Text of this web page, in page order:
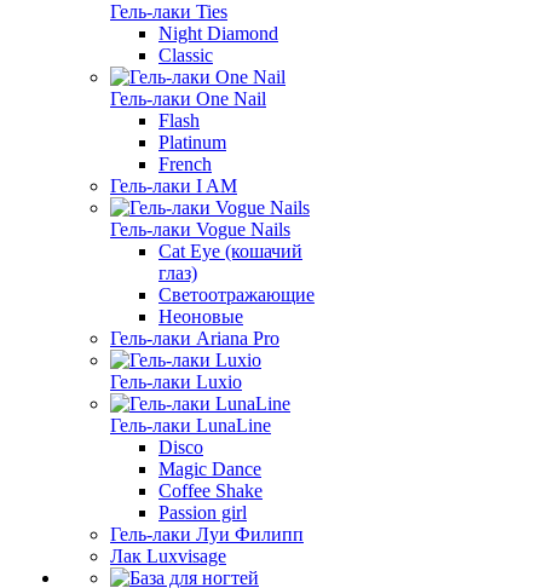
Гель-лаки Ties
Night Diamond
Classic
Гель-лаки One Nail
Flash
Platinum
French
Гель-лаки I AM
Гель-лаки Vogue Nails
Cat Eye (кошачий
глаз)
Светоотражающие
Неоновые
Гель-лаки Ariana Pro
Гель-лаки Luxio
Гель-лаки LunaLine
Disco
Magic Dance
Coffee Shake
Passion girl
Гель-лаки Луи Филипп
Лак Luxvisage